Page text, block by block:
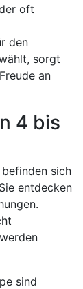
oft
den
sorgt
an
4 bis
sich
entdecken
sind